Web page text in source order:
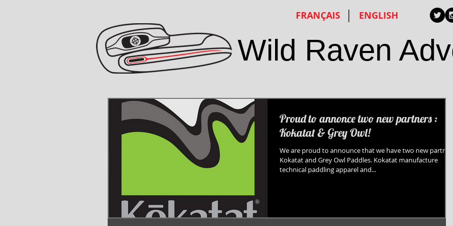
FRANÇAIS ENGLISH
Wild Raven
Proud to annonce two new partners :
Kokatat & Grey Owl!
We are proud to announce that we have two new
Kokatat and Grey Owl Paddles. Kokatat manufacture
technical paddling apparel and...